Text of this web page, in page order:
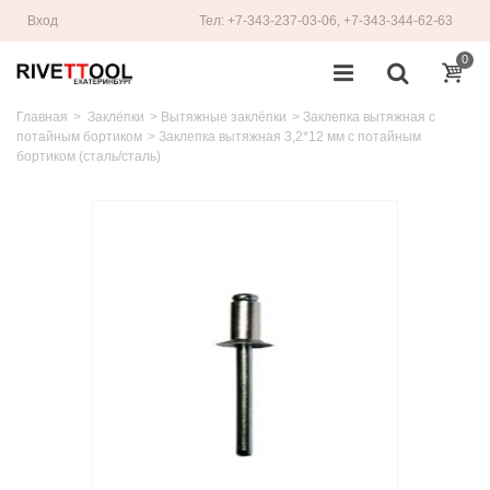
Вход Тел: +7-343-237-03-06, +7-343-344-62-63
0
Главная > Заклёпки > Вытяжные заклёпки > Заклепка вытяжная с
потайным бортиком > Заклепка вытяжная 3,2*12 мм с потайным
бортиком (сталь/сталь)